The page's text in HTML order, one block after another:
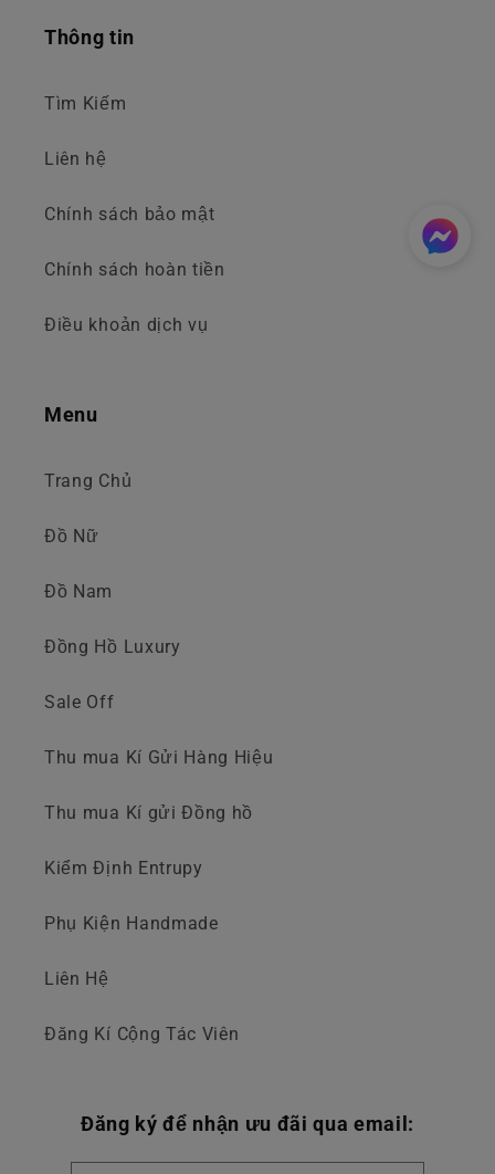
Thông tin
Tìm Kiếm
Liên hệ
Chính sách bảo mật
Chính sách hoàn tiền
Điều khoản dịch vụ
Menu
Trang Chủ
Đồ Nữ
Đồ Nam
Đồng Hồ Luxury
Sale Off
Thu mua Kí Gửi Hàng Hiệu
Thu mua Kí gửi Đồng hồ
Kiểm Định Entrupy
Phụ Kiện Handmade
Liên Hệ
Đăng Kí Cộng Tác Viên
Đăng ký để nhận ưu đãi qua email: